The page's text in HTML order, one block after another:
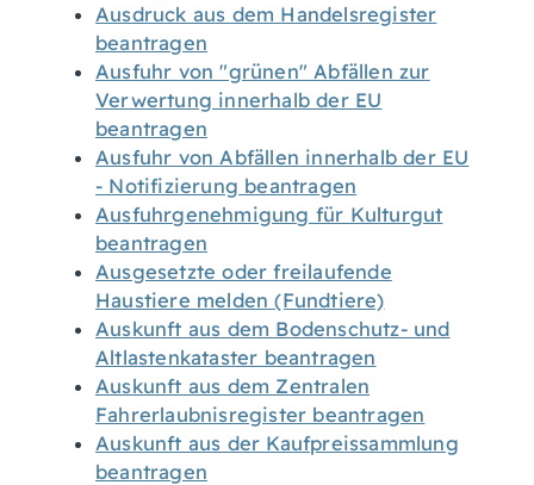
Ausdruck aus dem Handelsregister
beantragen
Ausfuhr von "grünen" Abfällen zur
Verwertung innerhalb der EU
beantragen
Ausfuhr von Abfällen innerhalb der EU
- Notifizierung beantragen
Ausfuhrgenehmigung für Kulturgut
beantragen
Ausgesetzte oder freilaufende
Haustiere melden (Fundtiere)
Auskunft aus dem Bodenschutz- und
Altlastenkataster beantragen
Auskunft aus dem Zentralen
Fahrerlaubnisregister beantragen
Auskunft aus der Kaufpreissammlung
beantragen